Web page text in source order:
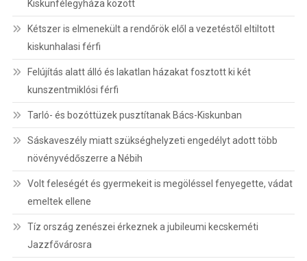
Kiskunfélegyháza között
Kétszer is elmenekült a rendőrök elől a vezetéstől eltiltott
kiskunhalasi férfi
Felújítás alatt álló és lakatlan házakat fosztott ki két
kunszentmiklósi férfi
Tarló- és bozóttüzek pusztítanak Bács-Kiskunban
Sáskaveszély miatt szükséghelyzeti engedélyt adott több
növényvédőszerre a Nébih
Volt feleségét és gyermekeit is megöléssel fenyegette, vádat
emeltek ellene
Tíz ország zenészei érkeznek a jubileumi kecskeméti
Jazzfővárosra